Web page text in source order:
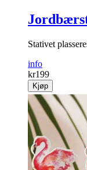
Stativet
info
kr199
Kjøp